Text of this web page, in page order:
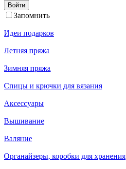
Войти
Запомнить
Идеи подарков
Летняя пряжа
Зимняя пряжа
Спицы и крючки для вязания
Аксессуары
Вышивание
Валяние
Органайзеры, коробки для хранения